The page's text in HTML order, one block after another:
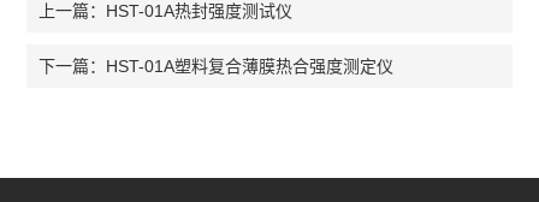
上一篇： HST-01A热封强度测试仪
下一篇： HST-01A塑料复合薄膜热合强度测定仪